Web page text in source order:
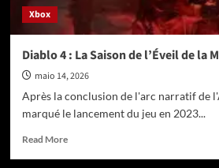
Xbox
Diablo 4 : La Saison de l’Éveil de la
maio 14, 2026
Après la conclusion de l'arc narratif de
marqué le lancement du jeu en 2023...
Read MoreRead